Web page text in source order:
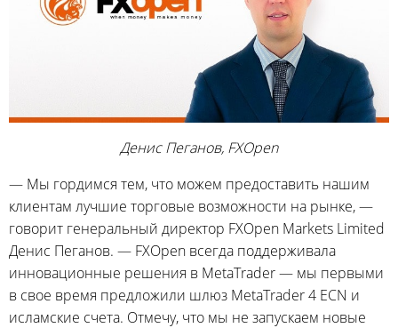
Денис Пеганов, FXOpen
— Мы гордимся тем, что можем предоставить нашим
клиентам лучшие торговые возможности на рынке, —
говорит генеральный директор FXOpen Markets Limited
Денис Пеганов. — FXOpen всегда поддерживала
инновационные решения в MetaTrader — мы первыми
в свое время предложили шлюз MetaTrader 4 ECN и
исламские счета. Отмечу, что мы не запускаем новые